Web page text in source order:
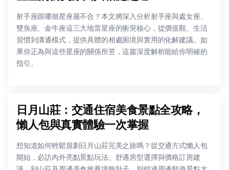
射手座跟哪個星座最不合？本文將深入分析射手座與處女座、
雙魚座、金牛座這三大地雷星座的衝突核心，從價值觀、生活
習慣到溝通模式，提供具體的相處困境與實用的化解建議。如
果你正為與這些星座的關係所苦，這篇深度解析能給你明確的
指引。
日月山莊：交通住宿美食景點全攻略，
懶人包與真實體驗一次掌握
想知道如何輕鬆規劃日月山莊完美之旅嗎？從交通方式懶人包
開始，必訪內外亮點景點玩法、舒適房型選擇與價格訂房建